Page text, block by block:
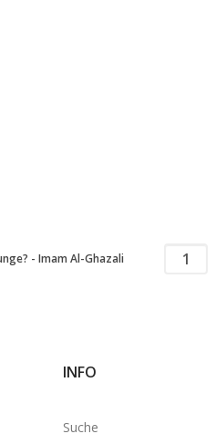
- Imam Al-Ghazali
INFO
Suche